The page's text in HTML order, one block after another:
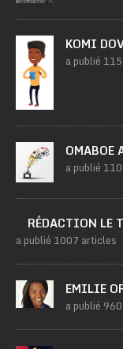
KOMI
a publié
OMABOE
a publié
RÉDACTION LE
a publié 1007 articles
EMILIE
a publié